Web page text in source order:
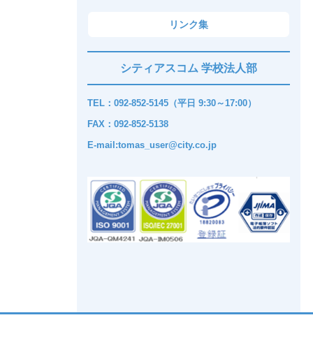
リンク集
シティアスコム 学校法人部
TEL：092-852-5145（平日 9:30～17:00）
FAX：092-852-5138
E-mail:tomas_user@city.co.jp